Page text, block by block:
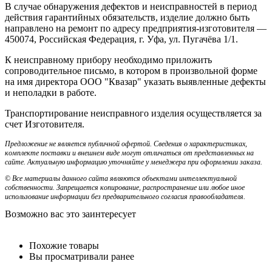
В случае обнаружения дефектов и неисправностей в период
действия гарантийных обязательств, изделие должно быть
направлено на ремонт по адресу предприятия-изготовителя —
450074, Российская Федерация, г. Уфа, ул. Пугачёва 1/1.
К неисправному прибору необходимо приложить
сопроводительное письмо, в котором в произвольной форме
на имя директора ООО "Квазар" указать выявленные дефекты
и неполадки в работе.
Транспортирование неисправного изделия осуществляется за
счет Изготовителя.
Предложение не является публичной офертой. Сведения о характеристиках,
комплекте поставки и внешнем виде могут отличаться от представленных на
сайте. Актуальную информацию уточняйте у менеджера при оформлении заказа.
© Все материалы данного сайта являются объектами интеллектуальной
собственности. Запрещается копирование, распространение или любое иное
использование информации без предварительного согласия правообладателя.
Возможно вас это заинтересует
Похожие товары
Вы просматривали ранее